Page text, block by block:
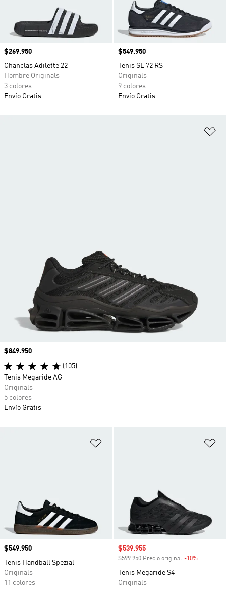
Precio
$269.950
Chanclas Adilette 22
Hombre Originals
3 colores
Envío Gratis
Precio
$549.950
Tenis SL 72 RS
Originals
9 colores
Envío Gratis
Precio
$549.950
Tenis Handball Spezial
Originals
11 colores
Precio de venta
$539.955
$599.950 Precio original -10%
Tenis Megaride S4
Originals
Precio
$849.950
(105)
Tenis Megaride AG
Originals
5 colores
Envío Gratis